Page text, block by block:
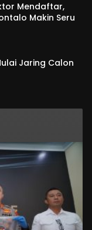
Mendaftar,
Makin Seru
Jaring Calon